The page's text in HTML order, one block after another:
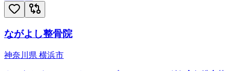
ながよし整骨院
神奈川県 横浜市